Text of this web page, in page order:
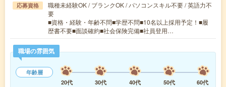
応募資格
職種未経験OK / ブランクOK / パソコンスキル不要 / 英語力不
要
■資格・経験・年齢不問■学歴不問■10名以上採用予定！■履
歴書不要■面談確約■社会保険完備■社員登用…
職場の雰囲気
年齢層
20代
30代 40代 50代
60代